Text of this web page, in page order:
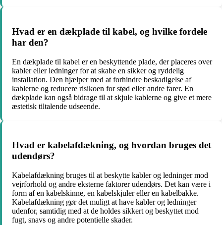
Hvad er en dækplade til kabel, og hvilke fordele
har den?
En dækplade til kabel er en beskyttende plade, der placeres over
kabler eller ledninger for at skabe en sikker og ryddelig
installation. Den hjælper med at forhindre beskadigelse af
kablerne og reducere risikoen for stød eller andre farer. En
dækplade kan også bidrage til at skjule kablerne og give et mere
æstetisk tiltalende udseende.
Hvad er kabelafdækning, og hvordan bruges det
udendørs?
Kabelafdækning bruges til at beskytte kabler og ledninger mod
vejrforhold og andre eksterne faktorer udendørs. Det kan være i
form af en kabelskinne, en kabelskjuler eller en kabelbakke.
Kabelafdækning gør det muligt at have kabler og ledninger
udenfor, samtidig med at de holdes sikkert og beskyttet mod
fugt, snavs og andre potentielle skader.